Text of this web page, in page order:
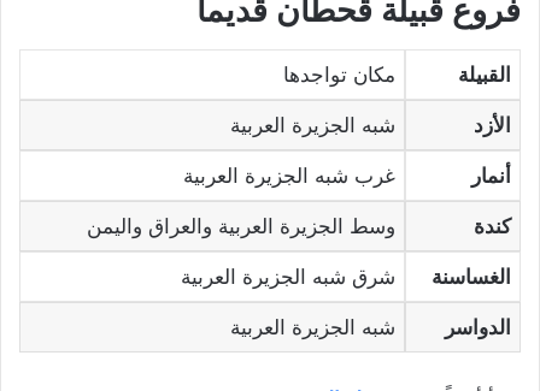
فروع قبيلة قحطان قديماً
القبيلة مكان تواجدها
الأزد شبه الجزيرة العربية
أنمار غرب شبه الجزيرة العربية
كندة وسط الجزيرة العربية والعراق واليمن
الغساسنة شرق شبه الجزيرة العربية
الدواسر شبه الجزيرة العربية